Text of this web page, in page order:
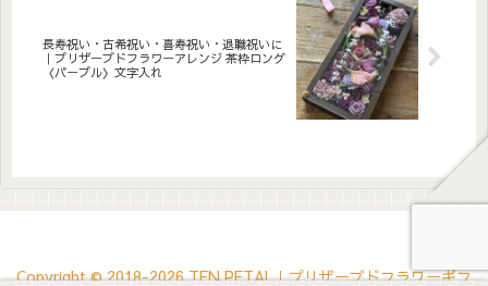
長寿祝い・古希祝い・喜寿祝い・退職祝いに
｜プリザーブドフラワーアレンジ 茶枠ロング
〈パープル〉文字入れ
Copyright © 2018-2026 TEN PETAL｜プリザーブドフラワーギフ